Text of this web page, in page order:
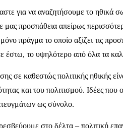
για να αναζητήσουμε το ηθικά
μας προσπάθεια απείρως
πράγμα το οποίο αξίζει τις
έστω, το υψηλότερο από όλα τα
σε καθεστώς πολιτικής ηθικής
και του πολιτισμού. Ιδέες
ως σύνολο.
στο δέλτα – πολιτική